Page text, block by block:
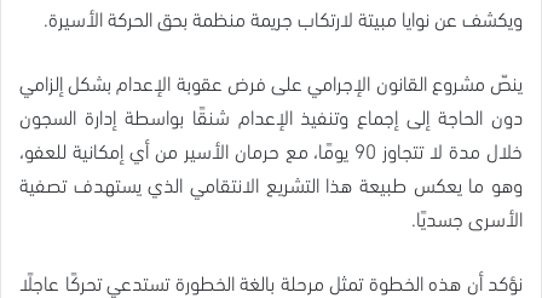
ويكشف عن نوايا مبيتة لارتكاب جريمة منظمة بحق الحركة الأسيرة.
ينصّ مشروع القانون الإجرامي على فرض عقوبة الإعدام بشكل إلزامي
دون الحاجة إلى إجماع وتنفيذ الإعدام شنقًا بواسطة إدارة السجون
خلال مدة لا تتجاوز 90 يومًا، مع حرمان الأسير من أي إمكانية للعفو،
وهو ما يعكس طبيعة هذا التشريع الانتقامي الذي يستهدف تصفية
الأسرى جسديًا.
نؤكد أن هذه الخطوة تمثل مرحلة بالغة الخطورة تستدعي تحركًا عاجلًا